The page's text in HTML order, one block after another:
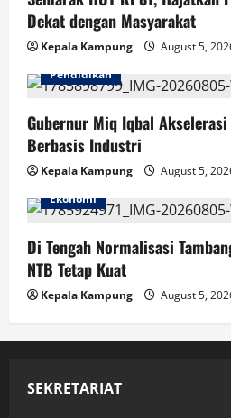
Dekat dengan Masyarakat
Kepala Kampung August 5,
Pendidikan
Gubernur Miq Iqbal
Berbasis Industri
Kepala Kampung August 5,
Ekonomi
Di Tengah Normalisasi
NTB Tetap Kuat
Kepala Kampung August 5,
SEKRETARIAT